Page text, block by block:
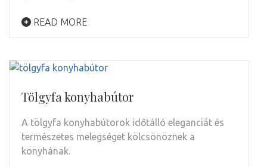
READ MORE
Tölgyfa konyhabútor
A tölgyfa konyhabútorok időtálló eleganciát és
természetes melegséget kölcsönöznek a
konyhának.